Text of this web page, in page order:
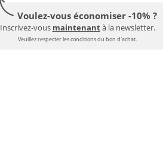
Voulez-vous économiser -10% ?
Inscrivez-vous maintenantà la newsletter.
Veuillez respecter les conditions du bon d'achat.